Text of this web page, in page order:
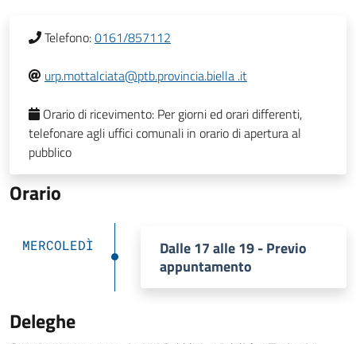
Telefono:0161/857112
urp.mottalciata@ptb.provincia.biella .it
Orario di ricevimento: Per giorni ed orari differenti,
telefonare agli uffici comunali in orario di apertura al
pubblico
Orario
MERCOLEDÌ
Dalle 17 alle 19 - Previo
appuntamento
Deleghe